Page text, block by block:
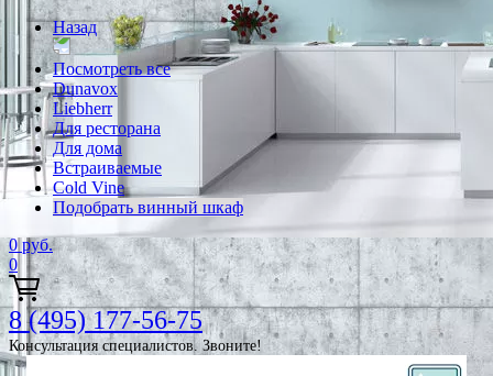
Назад
Посмотреть все
Dunavox
Liebherr
Для ресторана
Для дома
Встраиваемые
Cold Vine
Подобрать винный шкаф
0 руб.
0
8 (495) 177-56-75
Консультация специалистов. Звоните!